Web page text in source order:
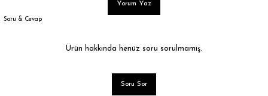
Yorum Yaz
Soru & Cevap
Ürün hakkında henüz soru sorulmamış.
Soru Sor